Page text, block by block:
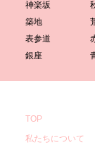
神楽坂
築地
表参道
銀座
TOP
私たちについて